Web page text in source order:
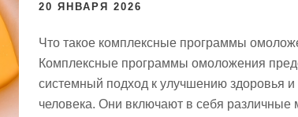
20 ЯНВАРЯ 2026
Что такое комплексные программы
Комплексные программы омоложения
системный подход к улучшению здоровья
человека. Они включают в себя различные